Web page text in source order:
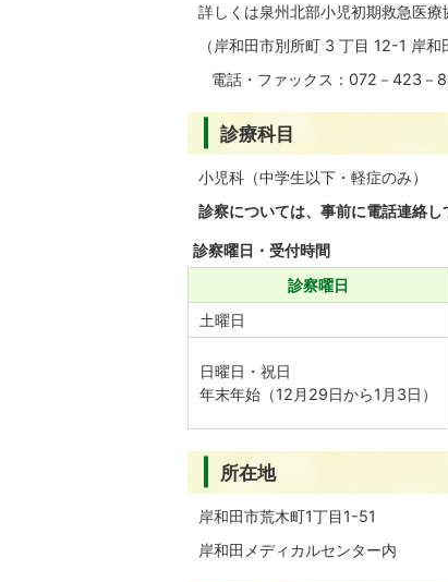
詳しくは泉州北部小児初期救急医療
（岸和田市別所町 3 丁目 12-1 岸
電話・ファックス：072－423－
診療科目
小児科（中学生以下・軽症のみ）
診察については、事前に電話連絡し
診察曜日・受付時間
診察曜日
土曜日
日曜日・祝日
年末年始（12月29日から1月3日）
所在地
岸和田市荒木町1丁目1-51
岸和田メディカルセンター内